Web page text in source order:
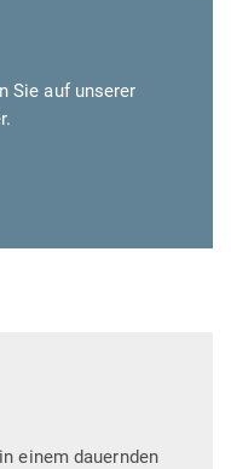
Sie auf unserer
einem dauernden